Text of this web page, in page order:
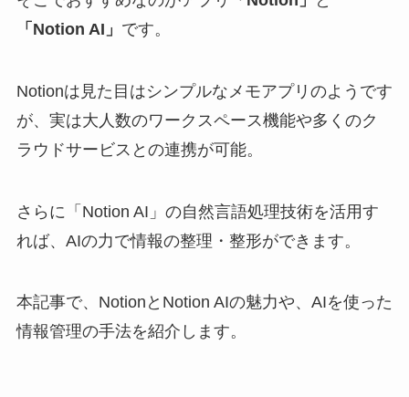
「Notion AI」 です。
Notionは見た目はシンプルなメモアプリのようです
が、実は大人数のワークスペース機能や多くのク
ラウドサービスとの連携が可能。
さらに「Notion AI」の自然言語処理技術を活用す
れば、AIの力で情報の整理・整形ができます。
本記事で、NotionとNotion AIの魅力や、AIを使った
情報管理の手法を紹介します。